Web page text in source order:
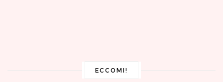
ECCOMI!